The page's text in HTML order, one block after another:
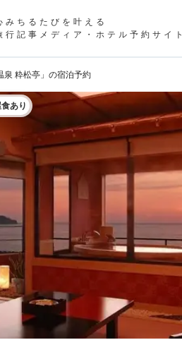
みちるたびを叶える
行記事メディア・ホテル予約サイト
泉 粋松亭」の宿泊予約
あり